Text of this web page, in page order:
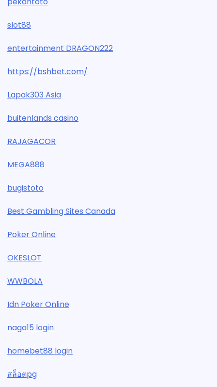
slot88
entertainment DRAGON222
https://bshbet.com/
Lapak303 Asia
buitenlands casino
RAJAGACOR
MEGA888
bugistoto
Best Gambling Sites Canada
Poker Online
OKESLOT
WWBOLA
Idn Poker Online
naga15 login
homebet88 login
สล็อตpg